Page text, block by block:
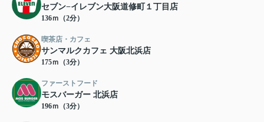
セブン−イレブン大阪道修町１丁目店
136ｍ（2分）
喫茶店・カフェ
サンマルクカフェ 大阪北浜店
175ｍ（3分）
ファーストフード
モスバーガー 北浜店
196ｍ（3分）